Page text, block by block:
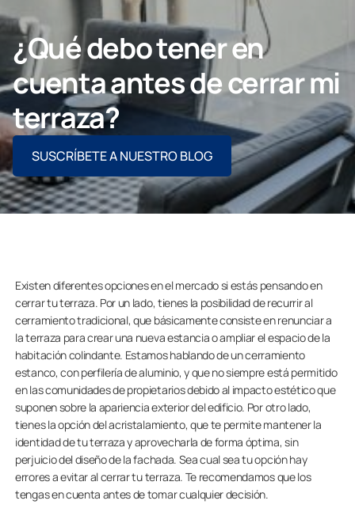
Profesionales
Grupo Lumon
Contacto
PIDE ASESORAMIENTO AQUÍ
¿Qué debo tener en
cuenta antes de cerrar mi
terraza?
SUSCRÍBETE A NUESTRO BLOG
Existen diferentes opciones en el mercado si estás pensando en
cerrar tu terraza. Por un lado, tienes la posibilidad de recurrir al
cerramiento tradicional, que básicamente consiste en renunciar a
la terraza para crear una nueva estancia o ampliar el espacio de la
habitación colindante. Estamos hablando de un cerramiento
estanco, con perfilería de aluminio, y que no siempre está permitido
en las comunidades de propietarios debido al impacto estético que
suponen sobre la apariencia exterior del edificio. Por otro lado,
tienes la opción del acristalamiento, que te permite mantener la
identidad de tu terraza y aprovecharla de forma óptima, sin
perjuicio del diseño de la fachada. Sea cual sea tu opción hay
errores a evitar al cerrar tu terraza. Te recomendamos que los
tengas en cuenta antes de tomar cualquier decisión.